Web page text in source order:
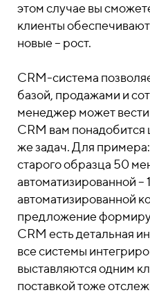
этом случае вы
клиенты
новые – рост.
CRM-система
базой, продажами и
менеджер может
СRM вам понадобится
же задач. Для
старого образца 50
автоматизированной –
автоматизированной
предложение
СRM есть детальная
все системы
выставляются одним
поставкой тоже